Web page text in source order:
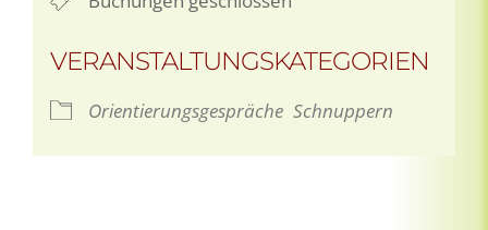
VERANSTALTUNGSKATEGORIEN
Orientierungsgespräche Schnuppern